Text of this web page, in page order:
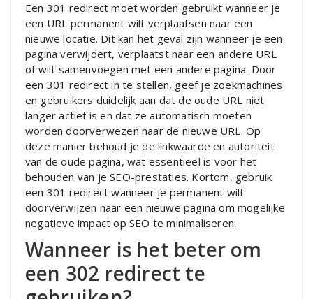
Een 301 redirect moet worden gebruikt wanneer je
een URL permanent wilt verplaatsen naar een
nieuwe locatie. Dit kan het geval zijn wanneer je een
pagina verwijdert, verplaatst naar een andere URL
of wilt samenvoegen met een andere pagina. Door
een 301 redirect in te stellen, geef je zoekmachines
en gebruikers duidelijk aan dat de oude URL niet
langer actief is en dat ze automatisch moeten
worden doorverwezen naar de nieuwe URL. Op
deze manier behoud je de linkwaarde en autoriteit
van de oude pagina, wat essentieel is voor het
behouden van je SEO-prestaties. Kortom, gebruik
een 301 redirect wanneer je permanent wilt
doorverwijzen naar een nieuwe pagina om mogelijke
negatieve impact op SEO te minimaliseren.
Wanneer is het beter om
een 302 redirect te